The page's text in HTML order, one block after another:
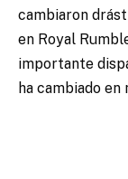
cambiaron
en Royal
importante
ha cambiado en